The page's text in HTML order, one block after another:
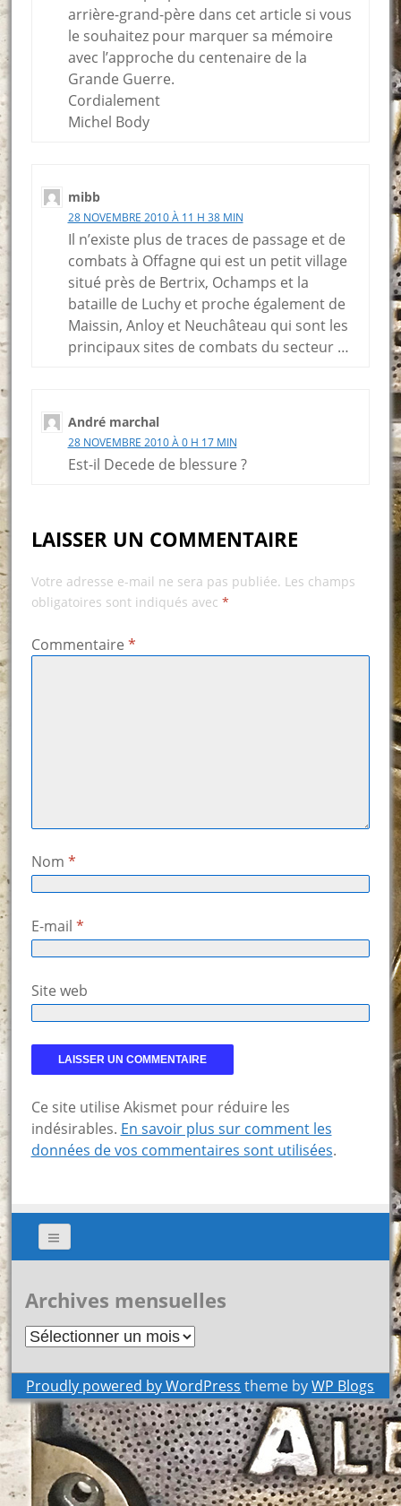
arrière-grand-père dans cet article si vous
le souhaitez pour marquer sa mémoire
avec l’approche du centenaire de la
Grande Guerre.
Cordialement
Michel Body
mibb
28 NOVEMBRE 2010 À 11 H 38 MIN
Il n’existe plus de traces de passage et de
combats à Offagne qui est un petit village
situé près de Bertrix, Ochamps et la
bataille de Luchy et proche également de
Maissin, Anloy et Neuchâteau qui sont les
principaux sites de combats du secteur …
André marchal
28 NOVEMBRE 2010 À 0 H 17 MIN
Est-il Decede de blessure ?
LAISSER UN COMMENTAIRE
Votre adresse e-mail ne sera pas publiée. Les champs
obligatoires sont indiqués avec *
Commentaire *
Nom *
E-mail *
Site web
Ce site utilise Akismet pour réduire les
indésirables. En savoir plus sur comment les
données de vos commentaires sont utilisées.
Archives mensuelles
Archives
Proudly powered by WordPress theme byWP Blogs